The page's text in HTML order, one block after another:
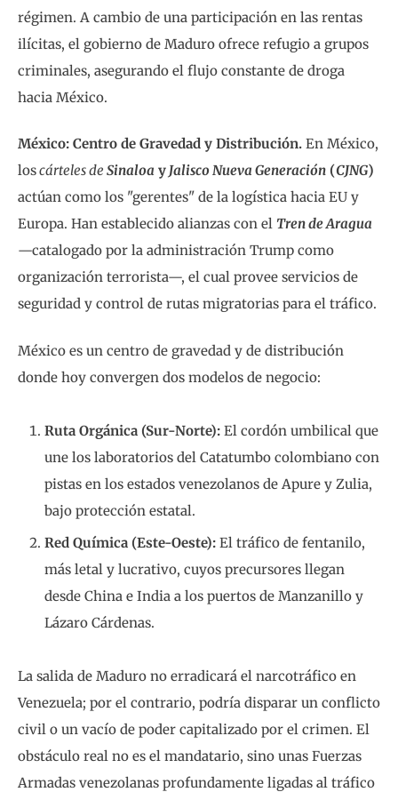
régimen. A cambio de una participación en las rentas
ilícitas, el gobierno de Maduro ofrece refugio a grupos
criminales, asegurando el flujo constante de droga
hacia México.
México: Centro de Gravedad y Distribución. En México,
loscárteles de Sinaloa y Jalisco Nueva Generación (CJNG)
actúan como los "gerentes" de la logística hacia EU y
Europa. Han establecido alianzas con el Tren de Aragua
—catalogado por la administración Trump como
organización terrorista—, el cual provee servicios de
seguridad y control de rutas migratorias para el tráfico.
México es un centro de gravedad y de distribución
donde hoy convergen dos modelos de negocio:
Ruta Orgánica (Sur-Norte): El cordón umbilical que
une los laboratorios del Catatumbo colombiano con
pistas en los estados venezolanos de Apure y Zulia,
bajo protección estatal.
Red Química (Este-Oeste): El tráfico de fentanilo,
más letal y lucrativo, cuyos precursores llegan
desde China e India a los puertos de Manzanillo y
Lázaro Cárdenas.
La salida de Maduro no erradicará el narcotráfico en
Venezuela; por el contrario, podría disparar un conflicto
civil o un vacío de poder capitalizado por el crimen. El
obstáculo real no es el mandatario, sino unas Fuerzas
Armadas venezolanas profundamente ligadas al tráfico